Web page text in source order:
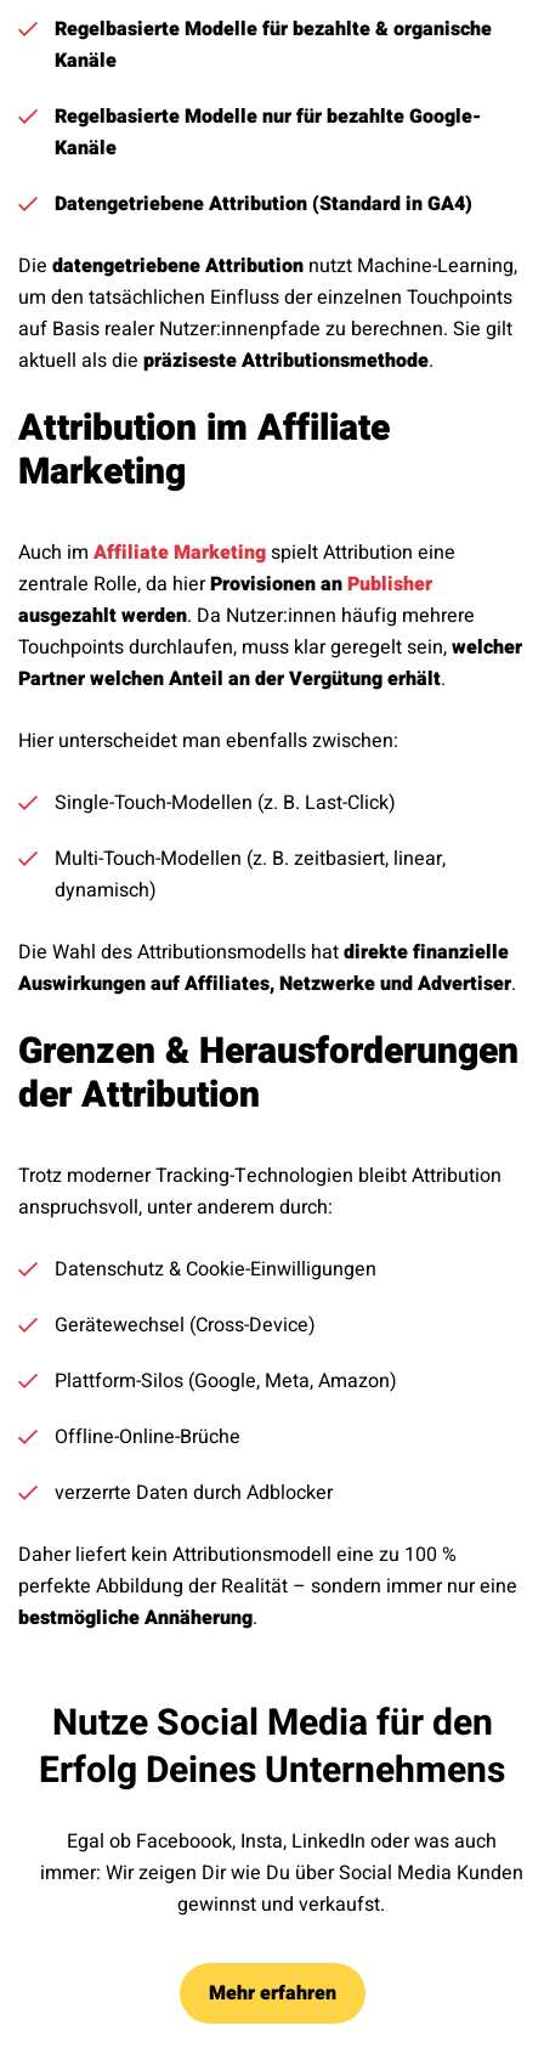
Regelbasierte Modelle für bezahlte & organische
Kanäle
Regelbasierte Modelle nur für bezahlte Google-
Kanäle
Datengetriebene Attribution (Standard in GA4)
Die datengetriebene Attribution nutzt Machine-Learning,
um den tatsächlichen Einfluss der einzelnen Touchpoints
auf Basis realer Nutzer:innenpfade zu berechnen. Sie gilt
aktuell als die präziseste Attributionsmethode.
Attribution im Affiliate
Marketing
Auch im Affiliate Marketingspielt Attribution eine
zentrale Rolle, da hierProvisionen anPublisher
ausgezahlt werden. Da Nutzer:innen häufig mehrere
Touchpoints durchlaufen, muss klar geregelt sein,welcher
Partner welchen Anteil an der Vergütung erhält.
Hier unterscheidet man ebenfalls zwischen:
Single-Touch-Modellen (z. B. Last-Click)
Multi-Touch-Modellen (z. B. zeitbasiert, linear,
dynamisch)
Die Wahl des Attributionsmodells hatdirekte finanzielle
Auswirkungen auf Affiliates, Netzwerke und Advertiser.
Grenzen & Herausforderungen
der Attribution
Trotz moderner Tracking-Technologien bleibt Attribution
anspruchsvoll, unter anderem durch:
Datenschutz & Cookie-Einwilligungen
Gerätewechsel (Cross-Device)
Plattform-Silos (Google, Meta, Amazon)
Offline-Online-Brüche
verzerrte Daten durch Adblocker
Daher liefert kein Attributionsmodell eine zu 100 %
perfekte Abbildung der Realität – sondern immer nur eine
bestmögliche Annäherung.
Nutze Social Media für den
Erfolg Deines Unternehmens
Egal ob Faceboook, Insta, LinkedIn oder was auch
immer: Wir zeigen Dir wie Du über Social Media Kunden
gewinnst und verkaufst.
Mehr erfahren